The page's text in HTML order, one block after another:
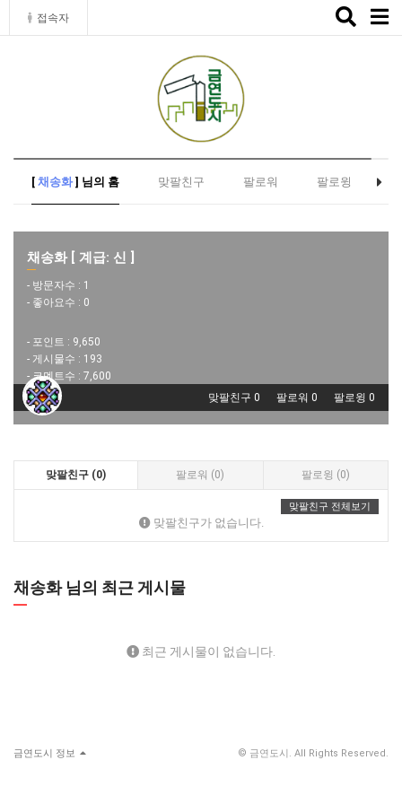
접속자
Toggle
[ 채송화] 님의 홈 맞팔친구 팔로워 팔로윙
채송화 [ 계급: 신 ]
- 방문자수 : 1
- 좋아요수 : 0
- 포인트 : 9,650
- 게시물수 : 193
- 코멘트수 : 7,600
맞팔친구 0
팔로워 0 팔로윙 0
맞팔친구 (0) 팔로워 (0) 팔로윙 (0)
맞팔친구 전체보기
맞팔친구가 없습니다.
채송화 님의 최근 게시물
최근 게시물이 없습니다.
금연도시 정보 © 금연도시. All Rights Reserved.